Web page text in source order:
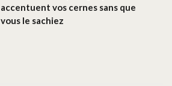
accentuent vos cernes sans que
vous le sachiez